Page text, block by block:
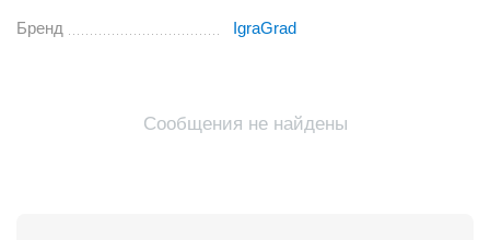
Бренд IgraGrad
Сообщения не найдены